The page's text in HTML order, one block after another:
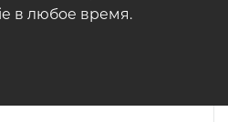
в любое время.